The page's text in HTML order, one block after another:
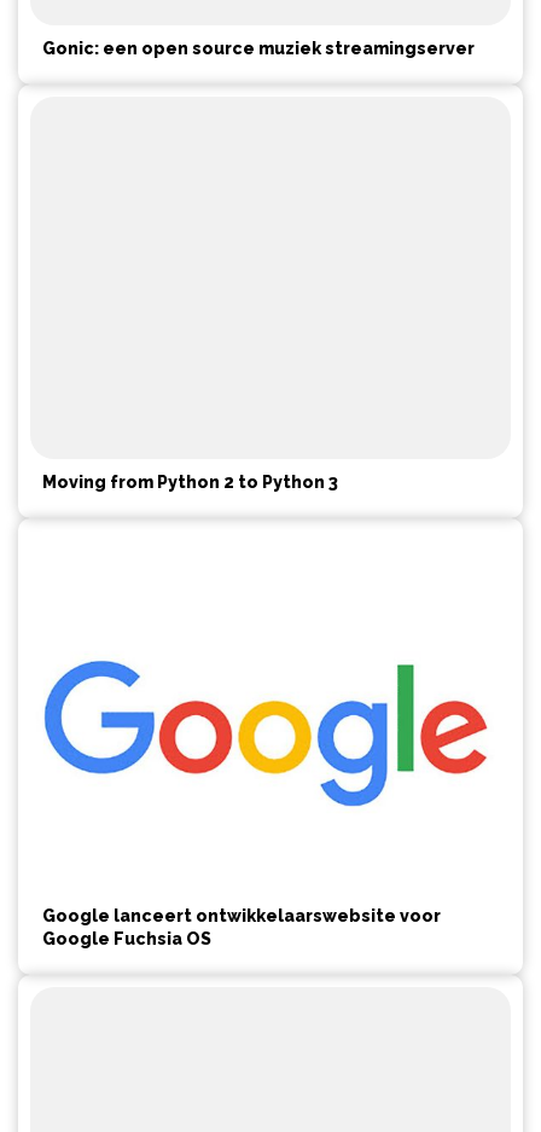
Gonic: een open source muziek streamingserver
Moving from Python 2 to Python 3
Google lanceert ontwikkelaarswebsite voor
Google Fuchsia OS